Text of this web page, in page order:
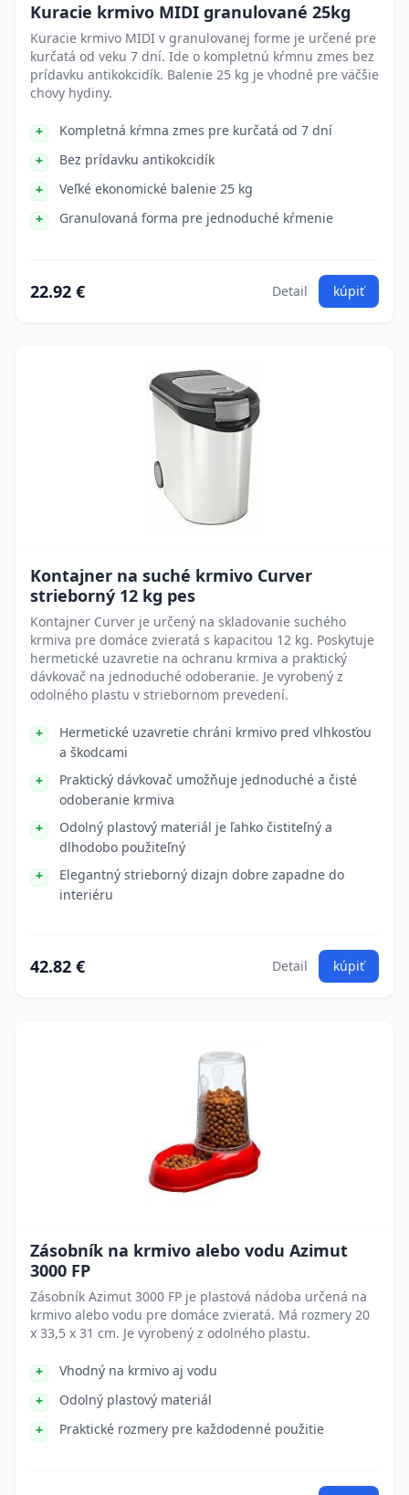
Kuracie krmivo MIDI granulované 25kg
Kuracie krmivo MIDI v granulovanej forme je určené pre
kurčatá od veku 7 dní. Ide o kompletnú kŕmnu zmes bez
prídavku antikokcidík. Balenie 25 kg je vhodné pre väčšie
chovy hydiny.
Kompletná kŕmna zmes pre kurčatá od 7 dní
Bez prídavku antikokcidík
Veľké ekonomické balenie 25 kg
Granulovaná forma pre jednoduché kŕmenie
22.92 € Detail kúpiť
Kontajner na suché krmivo Curver
strieborný 12 kg pes
Kontajner Curver je určený na skladovanie suchého
krmiva pre domáce zvieratá s kapacitou 12 kg. Poskytuje
hermetické uzavretie na ochranu krmiva a praktický
dávkovač na jednoduché odoberanie. Je vyrobený z
odolného plastu v striebornom prevedení.
Hermetické uzavretie chráni krmivo pred vlhkosťou
a škodcami
Praktický dávkovač umožňuje jednoduché a čisté
odoberanie krmiva
Odolný plastový materiál je ľahko čistiteľný a
dlhodobo použiteľný
Elegantný strieborný dizajn dobre zapadne do
interiéru
42.82 € Detail kúpiť
Zásobník na krmivo alebo vodu Azimut
3000 FP
Zásobník Azimut 3000 FP je plastová nádoba určená na
krmivo alebo vodu pre domáce zvieratá. Má rozmery 20
x 33,5 x 31 cm. Je vyrobený z odolného plastu.
Vhodný na krmivo aj vodu
Odolný plastový materiál
Praktické rozmery pre každodenné použitie